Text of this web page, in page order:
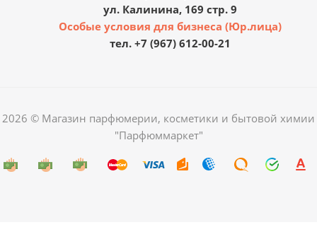
ул. Калинина, 169 стр. 9
Особые условия для бизнеса (Юр.лица)
тел. +7 (967) 612-00-21
2026 © Магазин парфюмерии, косметики и бытовой химии
"Парфюммаркет"